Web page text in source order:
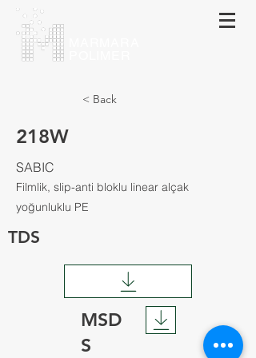
< Back
218W
SABIC
Filmlik, slip-anti bloklu linear alçak
yoğunluklu PE
TDS
MSD
S